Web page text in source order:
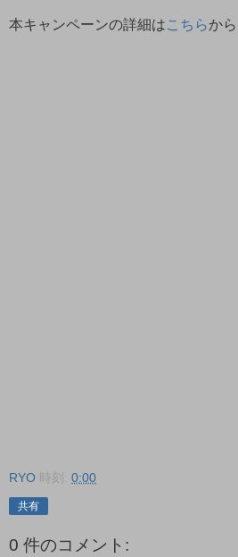
本キャンペーンの詳細はこちらから
RYO 時刻: 0:00
共有
0 件のコメント: